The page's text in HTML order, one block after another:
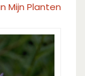
Mijn Planten